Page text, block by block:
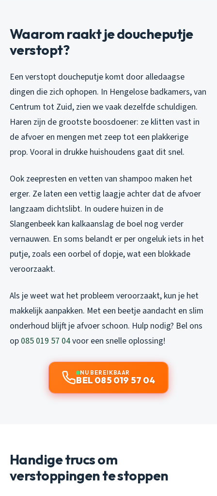
Waarom raakt je doucheputje
verstopt?
Een verstopt doucheputje komt door alledaagse
dingen die zich ophopen. In Hengelose badkamers, van
Centrum tot Zuid, zien we vaak dezelfde schuldigen.
Haren zijn de grootste boosdoener: ze klitten vast in
de afvoer en mengen met zeep tot een plakkerige
prop. Vooral in drukke huishoudens gaat dit snel.
Ook zeepresten en vetten van shampoo maken het
erger. Ze laten een vettig laagje achter dat de afvoer
langzaam dichtslibt. In oudere huizen in de
Slangenbeek kan kalkaanslag de boel nog verder
vernauwen. En soms belandt er per ongeluk iets in het
putje, zoals een oorbel of dopje, wat een blokkade
veroorzaakt.
Als je weet wat het probleem veroorzaakt, kun je het
makkelijk aanpakken. Met een beetje aandacht en slim
onderhoud blijft je afvoer schoon. Hulp nodig? Bel ons
op 085 019 57 04voor een snelle oplossing!
NU BEREIKBAAR
BEL 085 019 57 04
Handige trucs om
verstoppingen te stoppen